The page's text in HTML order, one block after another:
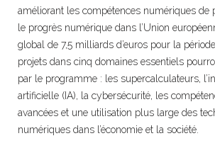
améliorant les compétences numériques de
le progrès numérique dans l’Union
global de 7,5 milliards d’euros pour la
projets dans cinq domaines essentiels
par le programme : les supercalculateurs,
artificielle (IA), la cybersécurité, les
avancées et une utilisation plus large des
numériques dans l’économie et la société.